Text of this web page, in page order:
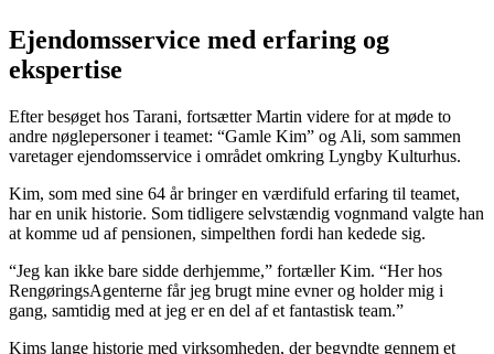
Ejendomsservice med erfaring og
ekspertise
Efter besøget hos Tarani, fortsætter Martin videre for at møde to
andre nøglepersoner i teamet: “Gamle Kim” og Ali, som sammen
varetager ejendomsservice i området omkring Lyngby Kulturhus.
Kim, som med sine 64 år bringer en værdifuld erfaring til teamet,
har en unik historie. Som tidligere selvstændig vognmand valgte han
at komme ud af pensionen, simpelthen fordi han kedede sig.
“Jeg kan ikke bare sidde derhjemme,” fortæller Kim. “Her hos
RengøringsAgenterne får jeg brugt mine evner og holder mig i
gang, samtidig med at jeg er en del af et fantastisk team.”
Kims lange historie med virksomheden, der begyndte gennem et